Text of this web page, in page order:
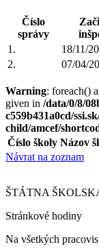
Číslo
správy
1.
18/11/
2.
07/04/
Warning: foreach()
given in /data/0/8/
c559b431a0cd/
child/amcef/
Číslo školy Názov
Návrat na zoznam
ŠTÁTNA
Stránkové hodiny​
Na všetkých